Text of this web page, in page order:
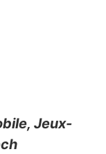
Jeux-